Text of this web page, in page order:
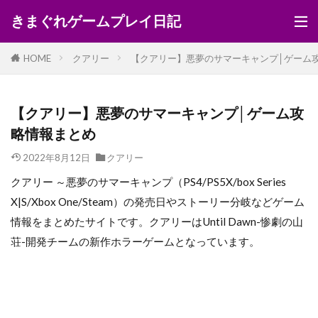
きまぐれゲームプレイ日記
HOME クアリー 【クアリー】悪夢のサマーキャンプ│ゲーム
【クアリー】悪夢のサマーキャンプ│ゲーム攻
略情報まとめ
2022年8月12日 クアリー
クアリー ～悪夢のサマーキャンプ（PS4/PS5X/box Series
X|S/Xbox One/Steam）の発売日やストーリー分岐などゲーム
情報をまとめたサイトです。クアリーはUntil Dawn-惨劇の山
荘-開発チームの新作ホラーゲームとなっています。